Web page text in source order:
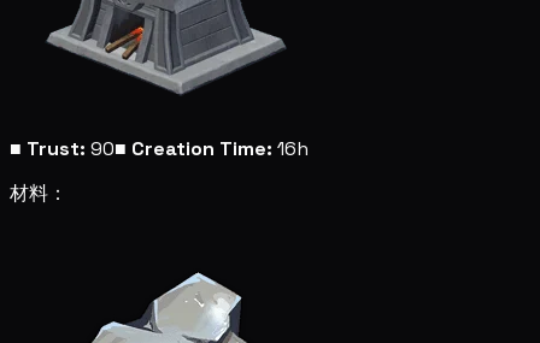
■ Trust: 90■ Creation Time: 16h
材料：